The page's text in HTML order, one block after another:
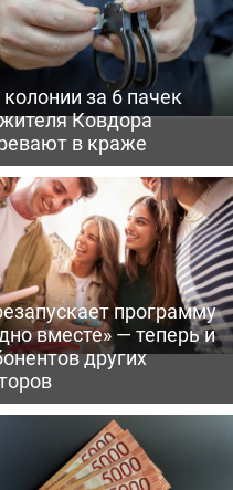
колонии за 6 пачек
Ковдора
в краже
программу
вместе» — теперь и
других